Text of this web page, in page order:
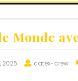
Monde
2025 catex-crew